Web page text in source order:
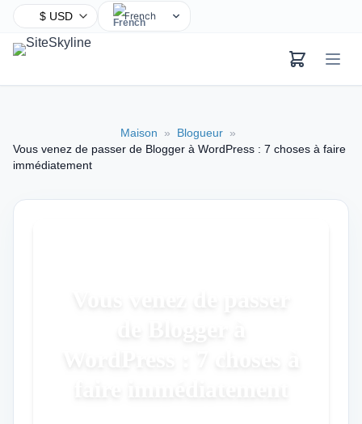
French
Arabic
Maison » Blogueur »
Vous venez de passer de Blogger à WordPress : 7 choses à faire
immédiatement